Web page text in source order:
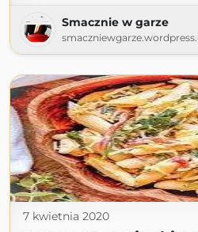
Smacznie w garze
7 kwietnia 2020